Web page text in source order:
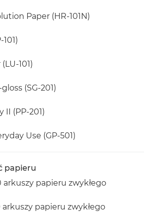
Paper (HR-101N)
101)
(SG-201)
II (PP-201)
Use (GP-501)
papieru
arkuszy papieru zwykłego
arkuszy papieru zwykłego